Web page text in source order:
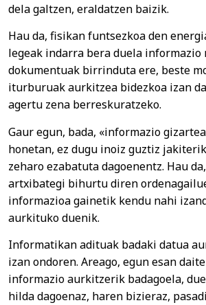
dela galtzen, eraldatzen baizik.
Hau da, fisikan funtsezkoa den
legeak indarra bera duela informazio
dokumentuak birrinduta ere, beste
iturburuak aurkitzea bidezkoa izan
agertu zena berreskuratzeko.
Gaur egun, bada, «informazio
honetan, ez dugu inoiz guztiz
zeharo ezabatuta dagoenentz. Hau
artxibategi bihurtu diren
informazioa gainetik kendu nahi
aurkituko duenik.
Informatikan adituak badaki datua
izan ondoren. Areago, egun esan
informazio aurkitzerik badagoela,
hilda dagoenaz, haren bizieraz,